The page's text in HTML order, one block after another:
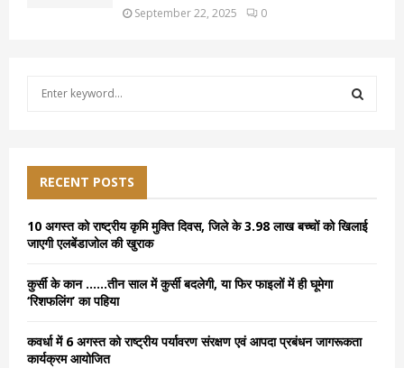
September 22, 2025 0
f
r
RECENT POSTS
10 अगस्त को राष्ट्रीय कृमि मुक्ति दिवस, जिले के 3.98 लाख बच्चों को खिलाई
जाएगी एलबेंडाजोल की खुराक
कुर्सी के कान ……तीन साल में कुर्सी बदलेगी, या फिर फाइलों में ही घूमेगा
‘रिशफलिंग’ का पहिया
कवर्धा में 6 अगस्त को राष्ट्रीय पर्यावरण संरक्षण एवं आपदा प्रबंधन जागरूकता
कार्यक्रम आयोजित